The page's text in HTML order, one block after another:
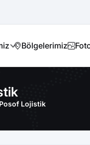
Bölgelerimiz
Posof Lojistik